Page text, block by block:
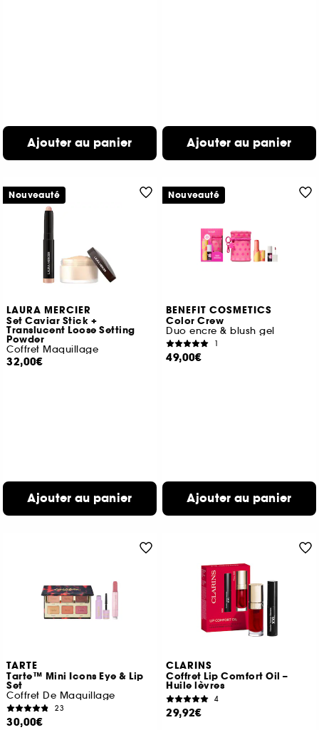
Ajouter au panier Ajouter au panier
LAURA MERCIER
Set Caviar Stick +
Translucent Loose Setting
Powder
Coffret Maquillage
32,00€
Ajouter au panier
Nouveauté
BENEFIT COSMETICS
Color Crew
Duo encre & blush gel
1
49,00€
Ajouter au panier
Nouveauté
TARTE
Tarte™ Mini Icons Eye & Lip
Set
Coffret De Maquillage
23
30,00€
CLARINS
Coffret Lip Comfort Oil –
Huile lèvres
4
29,92€